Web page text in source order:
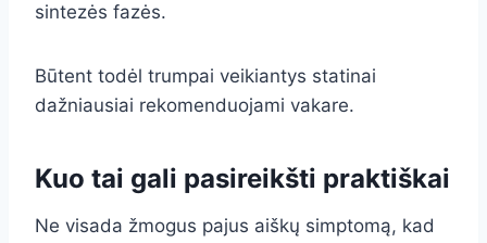
sintezės fazės.
Būtent todėl trumpai veikiantys statinai
dažniausiai rekomenduojami vakare.
Kuo tai gali pasireikšti praktiškai
Ne visada žmogus pajus aiškų simptomą, kad